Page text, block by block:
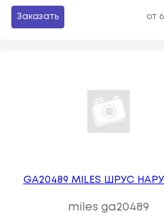
Заказать от
GA20489 MILES ШРУС
miles ga20489